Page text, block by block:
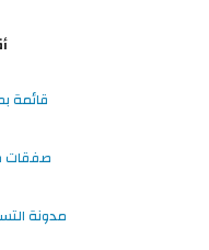
قائمة
صفقات
مدونة